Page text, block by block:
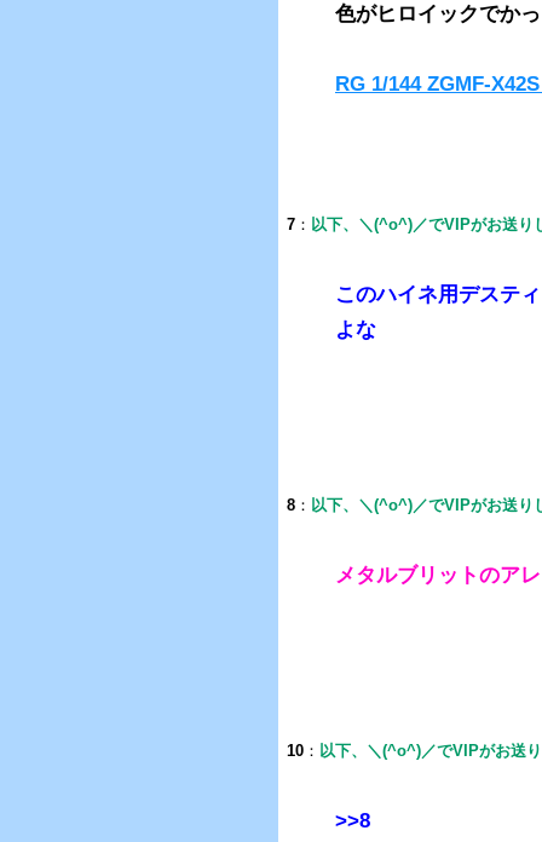
色がヒロイックでか
RG 1/144 ZGMF-
7 ： 以下、＼(^o^)／でVIPがお送り
このハイネ用デステ
よな
8 ： 以下、＼(^o^)／でVIPがお送り
メタルブリットのア
10 ： 以下、＼(^o^)／でVIPがお送
>>8